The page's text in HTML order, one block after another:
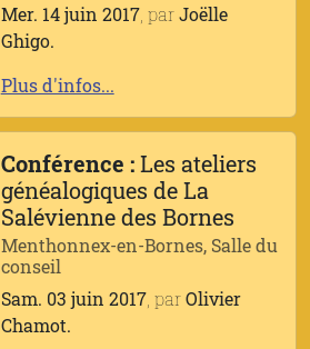
Mer. 14 juin 2017, parJoëlle
Ghigo.
Plus d'infos...
Conférence :Les ateliers
généalogiques de La
Salévienne des Bornes
Menthonnex-en-Bornes, Salle du
conseil
Sam. 03 juin 2017, parOlivier
Chamot.